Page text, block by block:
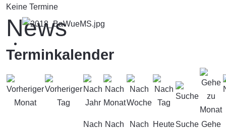
Keine Termine
News
Terminkalender
Nach Nach
Nach
HeuteSuche Gehe